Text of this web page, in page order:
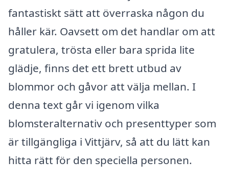
fantastiskt sätt att överraska någon du
håller kär. Oavsett om det handlar om att
gratulera, trösta eller bara sprida lite
glädje, finns det ett brett utbud av
blommor och gåvor att välja mellan. I
denna text går vi igenom vilka
blomsteralternativ och presenttyper som
är tillgängliga i Vittjärv, så att du lätt kan
hitta rätt för den speciella personen.